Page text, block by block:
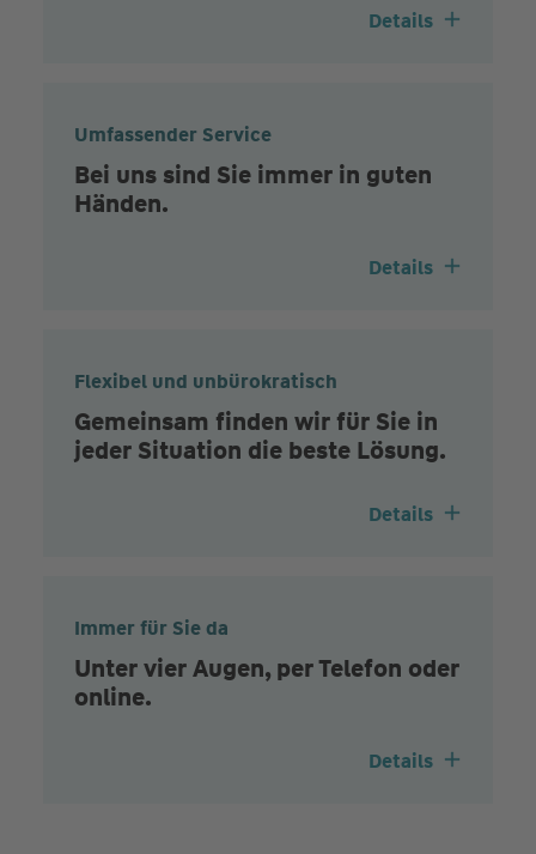
Details
Umfassender Service
Bei uns sind Sie immer in guten
Händen.
Details
Flexibel und unbürokratisch
Gemeinsam finden wir für Sie in
jeder Situation die beste Lösung.
Details
Immer für Sie da
Unter vier Augen, per Telefon oder
online.
Details